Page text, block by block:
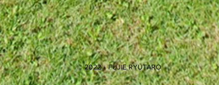
© 2022FUJIE RYUTARO